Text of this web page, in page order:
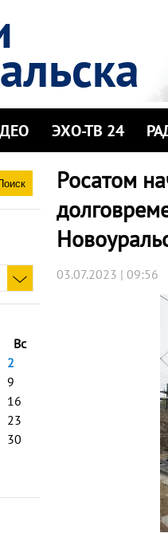
ЭХО-ТВ 24
Вс
2
9
16
23
30
Росатом
03.07.2023 | 09:56